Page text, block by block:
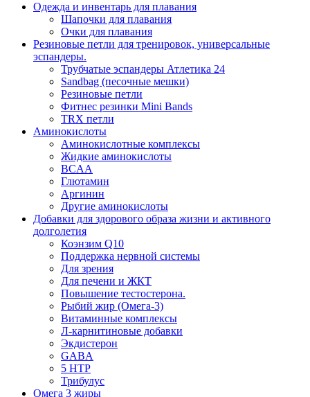
Одежда и инвентарь для плавания
Шапочки для плавания
Очки для плавания
Резиновые петли для тренировок, универсальные
эспандеры.
Трубчатые эспандеры Атлетика 24
Sandbag (песочные мешки)
Резиновые петли
Фитнес резинки Mini Bands
TRX петли
Аминокислоты
Аминокислотные комплексы
Жидкие аминокислоты
BCAA
Глютамин
Аргинин
Другие аминокислоты
Добавки для здорового образа жизни и активного
долголетия
Коэнзим Q10
Поддержка нервной системы
Для зрения
Для печени и ЖКТ
Повышение тестостерона.
Рыбий жир (Омега-3)
Витаминные комплексы
Л-карнитиновые добавки
Экдистерон
GABA
5 HTP
Трибулус
Омега 3 жиры